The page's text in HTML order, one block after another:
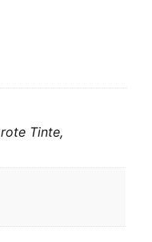
Tinte,